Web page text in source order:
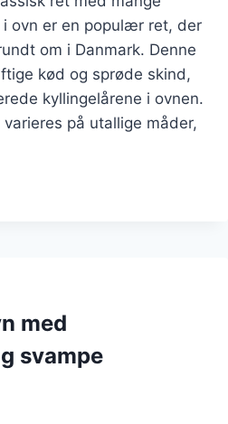
i ovn er en populær ret, der
om i Danmark. Denne
kød og sprøde skind,
kyllingelårene i ovnen.
på utallige måder,
med
svampe